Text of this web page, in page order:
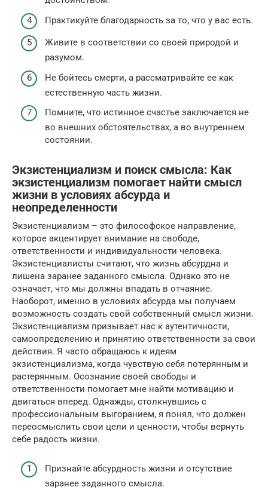
Практикуйте благодарность за то, что у вас есть.
Живите в соответствии со своей природой и
разумом.
Не бойтесь смерти, а рассматривайте ее как
естественную часть жизни.
Помните, что истинное счастье заключается не
во внешних обстоятельствах, а во внутреннем
состоянии.
Экзистенциализм и поиск смысла: Как
экзистенциализм помогает найти смысл
жизни в условиях абсурда и
неопределенности
Экзистенциализм – это философское направление,
которое акцентирует внимание на свободе,
ответственности и индивидуальности человека.
Экзистенциалисты считают, что жизнь абсурдна и
лишена заранее заданного смысла. Однако это не
означает, что мы должны впадать в отчаяние.
Наоборот, именно в условиях абсурда мы получаем
возможность создать свой собственный смысл жизни.
Экзистенциализм призывает нас к аутентичности,
самоопределению и принятию ответственности за свои
действия. Я часто обращаюсь к идеям
экзистенциализма, когда чувствую себя потерянным и
растерянным. Осознание своей свободы и
ответственности помогает мне найти мотивацию и
двигаться вперед. Однажды, столкнувшись с
профессиональным выгоранием, я понял, что должен
переосмыслить свои цели и ценности, чтобы вернуть
себе радость жизни.
Признайте абсурдность жизни и отсутствие
заранее заданного смысла.